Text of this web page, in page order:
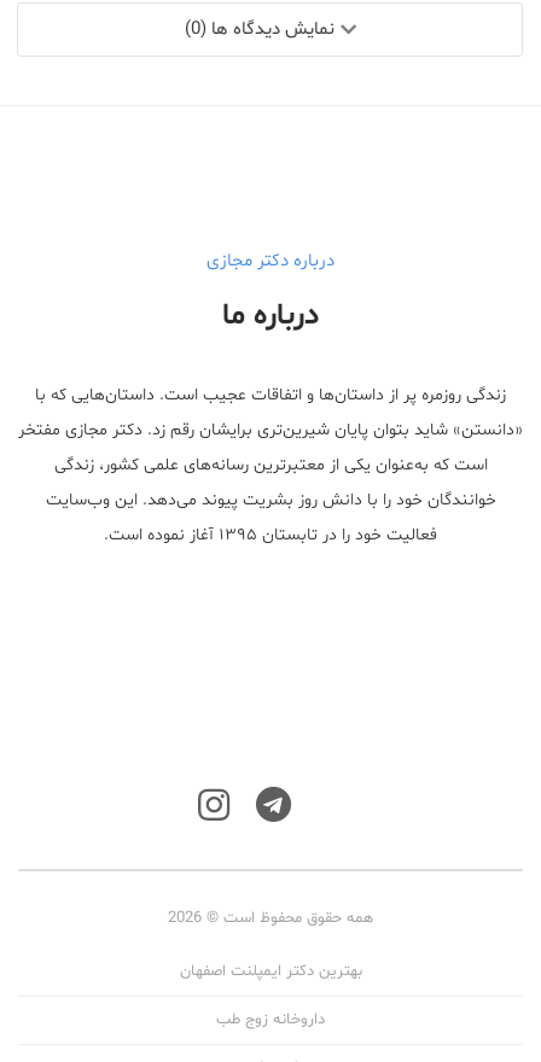
نمایش دیدگاه ها (0)
درباره دکتر مجازی
درباره ما
زندگی روزمره پر از داستان‌ها و اتفاقات عجیب است. داستان‌هایی که با
«دانستن» شاید بتوان پایان شیرین‌تری برایشان رقم زد. دکتر مجازی مفتخر
است که به‌عنوان یکی از معتبر‌ترین رسانه‌های علمی کشور، زندگی
خوانندگان خود را با دانش روز بشریت پیوند می‌دهد. این وب‌سایت
فعالیت خود را در تابستان ۱۳۹۵ آغاز نموده است.
همه حقوق محفوظ است © 2026
بهترین دکتر ایمپلنت اصفهان
داروخانه زوج طب